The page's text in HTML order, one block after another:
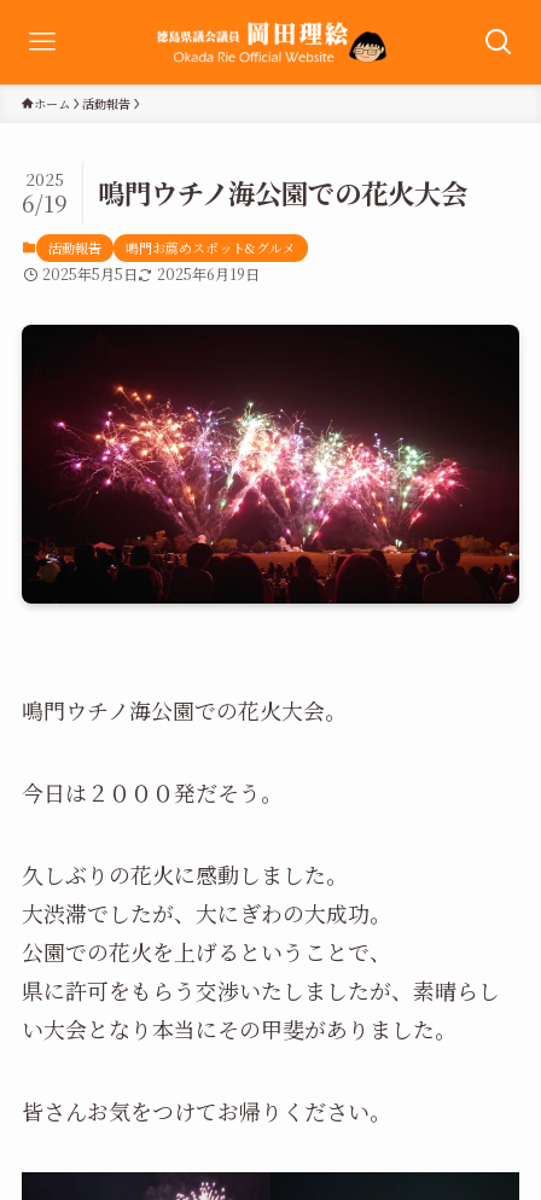
ホーム 活動報告
鳴門ウチノ海公園での花火大会
2025
6/19
活動報告 鳴門お薦めスポット&グルメ
2025年5月5日 2025年6月19日
鳴門ウチノ海公園での花火大会。
今日は２０００発だそう。
久しぶりの花火に感動しました。
大渋滞でしたが、大にぎわの大成功。
公園での花火を上げるということで、
県に許可をもらう交渉いたしましたが、素晴らし
い大会となり本当にその甲斐がありました。
皆さんお気をつけてお帰りください。